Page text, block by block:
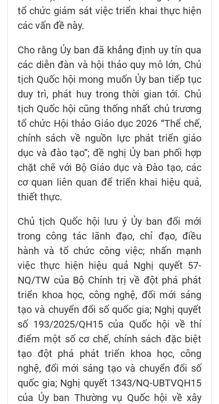
tổ chức giám sát việc triển khai thực hiện
các vấn đề này.
Cho rằng Ủy ban đã khẳng định uy tín qua
các diễn đàn và hội thảo quy mô lớn, Chủ
tịch Quốc hội mong muốn Ủy ban tiếp tục
duy trì, phát huy trong thời gian tới. Chủ
tịch Quốc hội cũng thống nhất chủ trương
tổ chức Hội thảo Giáo dục 2026 “Thể chế,
chính sách về nguồn lực phát triển giáo
dục và đào tạo”; đề nghị Ủy ban phối hợp
chặt chẽ với Bộ Giáo dục và Đào tạo, các
cơ quan liên quan để triển khai hiệu quả,
thiết thực.
Chủ tịch Quốc hội lưu ý Ủy ban đổi mới
trong công tác lãnh đạo, chỉ đạo, điều
hành và tổ chức công việc; nhấn mạnh
việc thực hiện hiệu quả Nghị quyết 57-
NQ/TW của Bộ Chính trị về đột phá phát
triển khoa học, công nghệ, đổi mới sáng
tạo và chuyển đổi số quốc gia; Nghị quyết
số 193/2025/QH15 của Quốc hội về thí
điểm một số cơ chế, chính sách đặc biệt
tạo đột phá phát triển khoa học, công
nghệ, đổi mới sáng tạo và chuyển đổi số
quốc gia; Nghị quyết 1343/NQ-UBTVQH15
của Ủy ban Thường vụ Quốc hội về xây